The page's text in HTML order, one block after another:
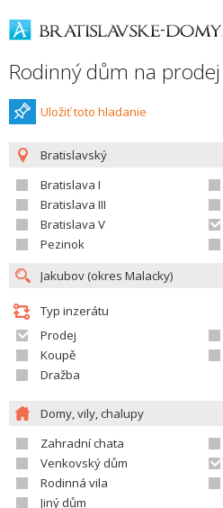
Rodinný dům na prodej
Uložiť toto hladanie
Bratislavský
Bratislava I
Bratislava III
Bratislava V
Pezinok
Typ inzerátu
Prodej
Koupě
Dražba
Domy, vily, chalupy
Zahradní chata
Venkovský dům
Rodinná vila
Jiný dům